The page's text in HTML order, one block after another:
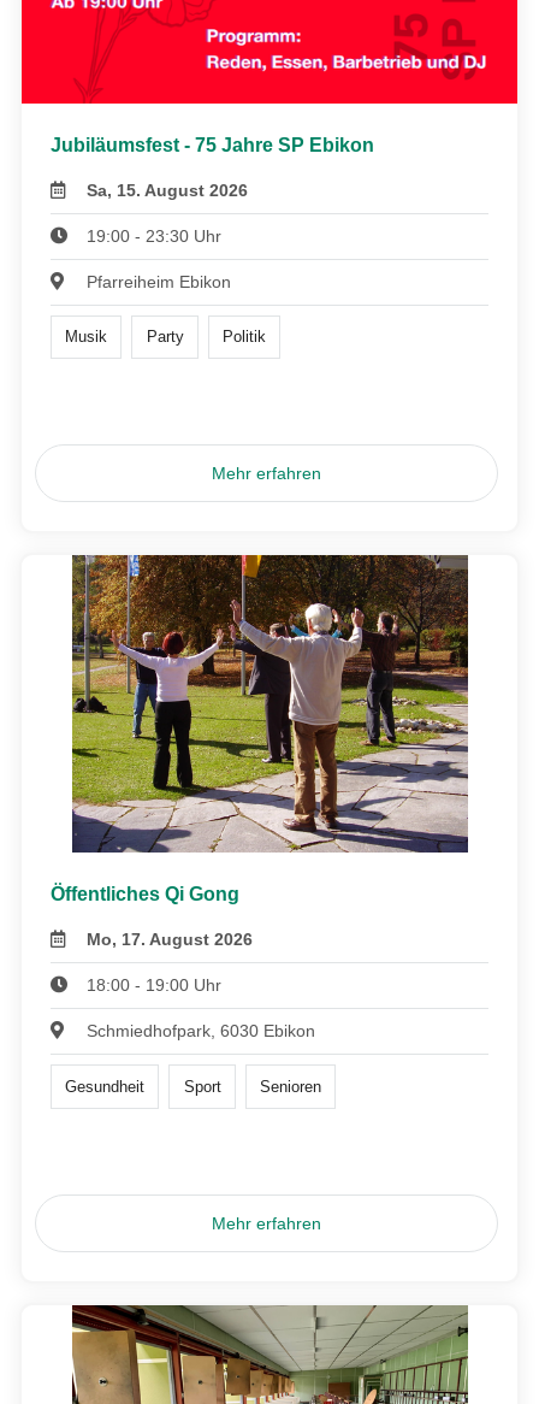
Jubiläumsfest - 75 Jahre SP Ebikon
Sa, 15. August 2026
19:00 - 23:30 Uhr
Pfarreiheim Ebikon
Musik Party Politik
Mehr erfahren
Öffentliches Qi Gong
Mo, 17. August 2026
18:00 - 19:00 Uhr
Schmiedhofpark, 6030 Ebikon
Gesundheit Sport Senioren
Mehr erfahren